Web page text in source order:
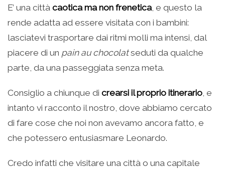
E’ una città caotica ma non frenetica, e questo la
rende adatta ad essere visitata con i bambini:
lasciatevi trasportare dai ritmi molli ma intensi, dal
piacere di un pain au chocolatseduti da qualche
parte, da una passeggiata senza meta.
Consiglio a chiunque di crearsi il proprio itinerario , e
intanto vi racconto il nostro, dove abbiamo cercato
di fare cose che noi non avevamo ancora fatto, e
che potessero entusiasmare Leonardo.
Credo infatti che visitare una città o una capitale